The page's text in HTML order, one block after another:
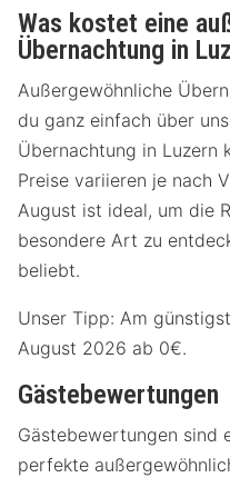
Was kostet eine
Übernachtung in
Außergewöhnliche
du ganz einfach über
Übernachtung in Luzern
Preise variieren je nach
August ist ideal, um die
besondere Art zu
beliebt.
Unser Tipp: Am
August 2026 ab 0€.
Gästebewertungen
Gästebewertungen sind
perfekte